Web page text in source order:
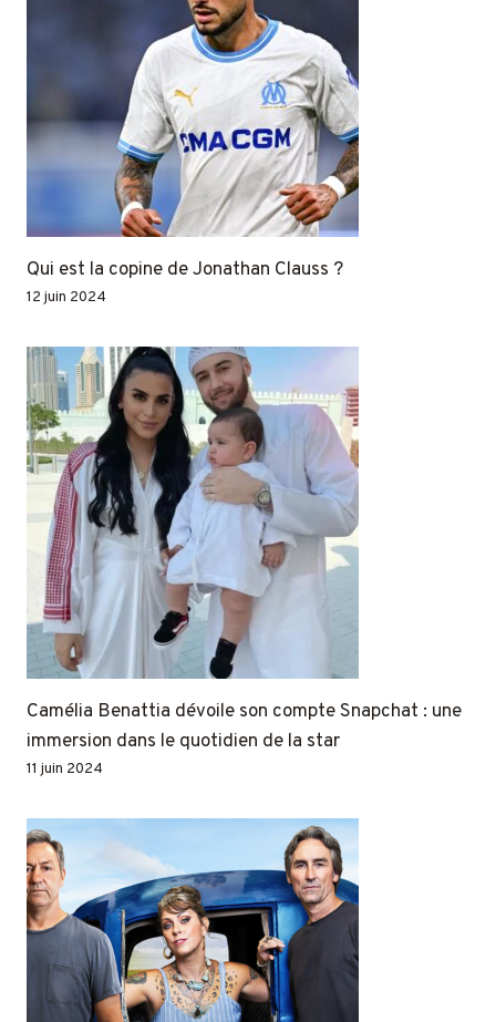
Qui est la copine de Jonathan Clauss ?
12 juin 2024
Camélia Benattia dévoile son compte Snapchat : une
immersion dans le quotidien de la star
11 juin 2024